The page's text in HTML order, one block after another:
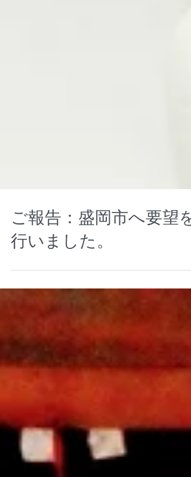
ご報告：盛岡市へ要望を
行いました。